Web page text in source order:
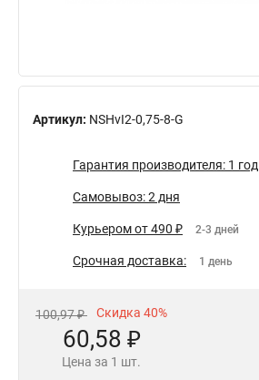
Артикул: NSHvI2-0,75-8-G
Гарантия производителя: 1 год
Самовывоз: 2 дня
Курьером от 490 ₽ 2-3 дней
Срочная доставка: 1 день
100,97 ₽ Скидка 40%
60,58 ₽
Цена за 1 шт.